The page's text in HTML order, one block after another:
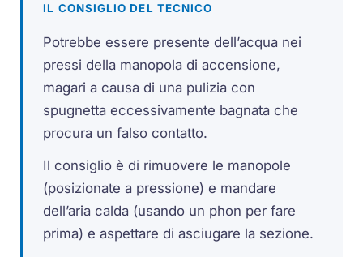
IL CONSIGLIO DEL TECNICO
Potrebbe essere presente dell’acqua nei
pressi della manopola di accensione,
magari a causa di una pulizia con
spugnetta eccessivamente bagnata che
procura un falso contatto.
Il consiglio è di rimuovere le manopole
(posizionate a pressione) e mandare
dell’aria calda (usando un phon per fare
prima) e aspettare di asciugare la sezione.